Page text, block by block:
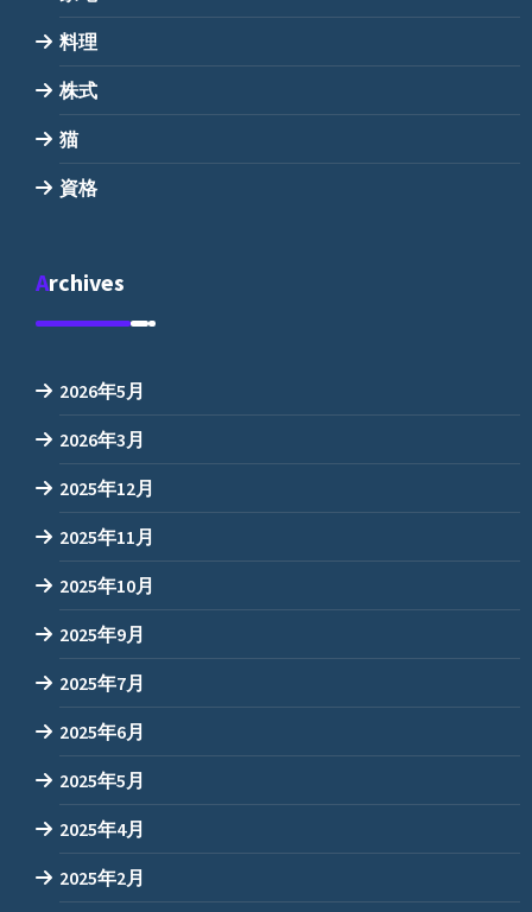
料理
株式
猫
資格
Archives
2026年5月
2026年3月
2025年12月
2025年11月
2025年10月
2025年9月
2025年7月
2025年6月
2025年5月
2025年4月
2025年2月